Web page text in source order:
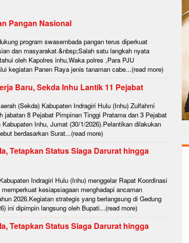
Pangan Nasional
program swasembada pangan terus diperkuat
dan masyarakat.&nbsp;Salah satu langkah nyata
oleh Kapolres inhu,Waka polres ,Para PJU
kegiatan Panen Raya jenis tanaman cabe...(read more)
Baru, Sekda Inhu Lantik 11 Pejabat
(Sekda) Kabupaten Indragiri Hulu (Inhu) Zulfahmi
jabatan 8 Pejabat Pimpinan Tinggi Pratama dan 3 Pejabat
Inhu, Jumat (30/1/2026).Pelantikan dilakukan
berdasarkan Surat...(read more)
Tetapkan Status Siaga Darurat hingga
Indragiri Hulu (Inhu) menggelar Rapat Koordinasi
kesiapsiagaan menghadapi ancaman
2026.Kegiatan strategis yang berlangsung di Gedung
ini dipimpin langsung oleh Bupati...(read more)
Tetapkan Status Siaga Darurat hingga